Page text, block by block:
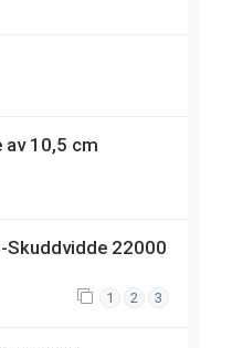
av 10,5 cm
Skuddvidde 22000
1 2 3